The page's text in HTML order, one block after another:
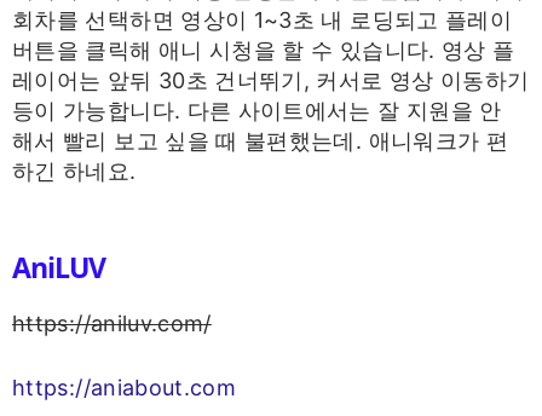
회차를 선택하면 영상이 1~3초 내 로딩되고 플레이
버튼을 클릭해 애니 시청을 할 수 있습니다. 영상 플
레이어는 앞뒤 30초 건너뛰기, 커서로 영상 이동하기
등이 가능합니다. 다른 사이트에서는 잘 지원을 안
해서 빨리 보고 싶을 때 불편했는데. 애니워크가 편
하긴 하네요.
AniLUV
https://aniluv.com/
https://aniabout.com